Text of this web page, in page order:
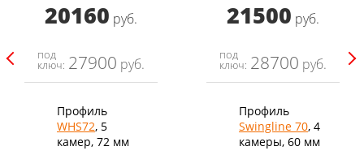
20160 руб.
под
ключ: 27900 руб.
Профиль
WHS72, 5
камер, 72 мм
21500 руб.
под
ключ: 28700 руб.
Профиль
Swingline 70, 4
камеры, 60 мм